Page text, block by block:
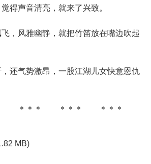
声音清亮，就来了兴致。
风雅幽静，就把竹笛放在嘴边吹起
气势激昂，一股江湖儿女快意恩仇
＊＊ ＊＊＊
MB)